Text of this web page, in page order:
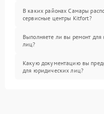
В каких районах Самары
сервисные центры Kitfort?
Выполняете ли вы ремонт
лиц?
Какую документацию вы
для юридических лиц?